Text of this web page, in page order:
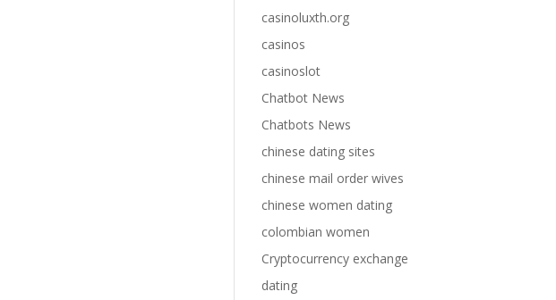
casinoluxth.org
casinos
casinoslot
Chatbot News
Chatbots News
chinese dating sites
chinese mail order wives
chinese women dating
colombian women
Cryptocurrency exchange
dating